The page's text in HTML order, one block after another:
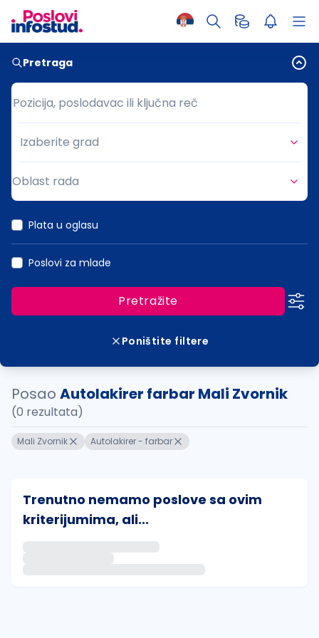
Pretraga
Pozicija, poslodavac ili ključna reč
Pozicija, poslodavac ili ključna reč
Grad
Izaberite grad
Oblast rada
Plata u oglasu
Poslovi za mlade
Pretražite
Poništite filtere
Posao Autolakirer farbar Mali Zvornik
(0 rezultata)
Mali Zvornik Autolakirer - farbar
Trenutno nemamo poslove sa ovim
kriterijumima, ali...